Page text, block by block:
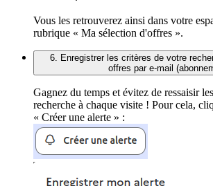
Vous les retrouverez ainsi dans votre
rubrique « Ma sélection d'offres ».
6. Enregistrer les critères de votre
offres par e-mail
Gagnez du temps et évitez de ressaisir
recherche à chaque visite ! Pour cela,
« Créer une alerte » :